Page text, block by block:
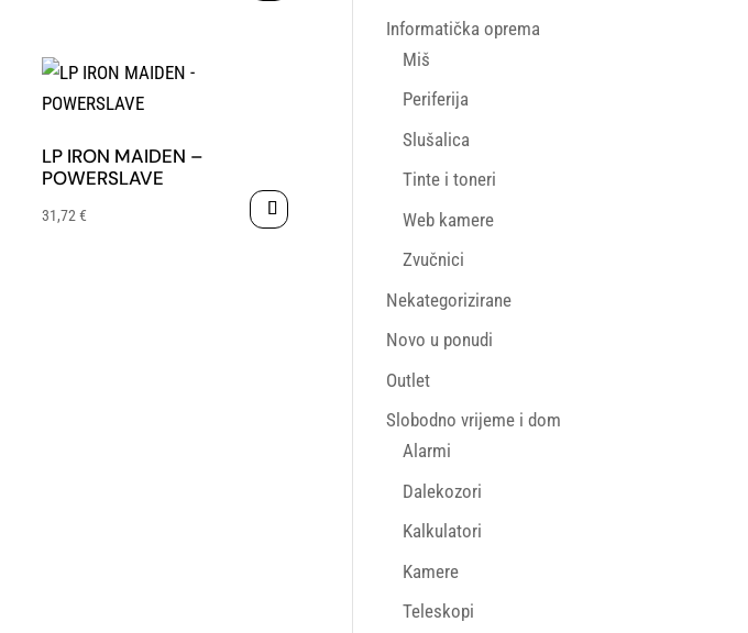
LP IRON MAIDEN –
POWERSLAVE
31,72 €
Informatička oprema
Miš
Periferija
Slušalica
Tinte i toneri
Web kamere
Zvučnici
Nekategorizirane
Novo u ponudi
Outlet
Slobodno vrijeme i dom
Alarmi
Dalekozori
Kalkulatori
Kamere
Teleskopi